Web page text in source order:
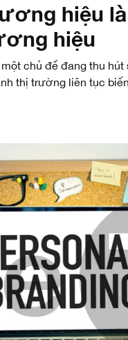
hiệu
hiệu
chủ đề đang thu
thị trường liên tục